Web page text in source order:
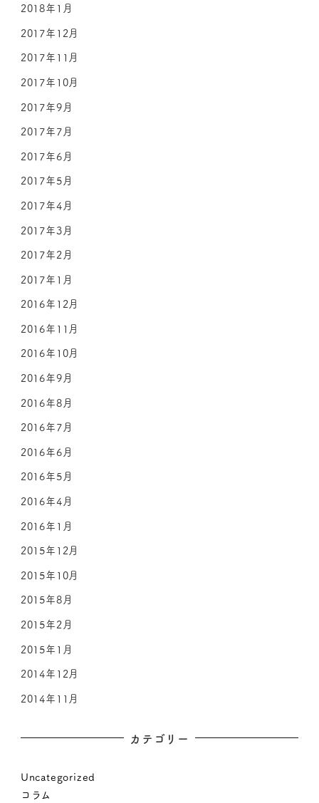
2018年1月
2017年12月
2017年11月
2017年10月
2017年9月
2017年7月
2017年6月
2017年5月
2017年4月
2017年3月
2017年2月
2017年1月
2016年12月
2016年11月
2016年10月
2016年9月
2016年8月
2016年7月
2016年6月
2016年5月
2016年4月
2016年1月
2015年12月
2015年10月
2015年8月
2015年2月
2015年1月
2014年12月
2014年11月
カテゴリー
Uncategorized
コラム